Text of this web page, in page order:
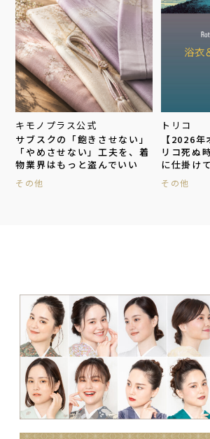
キモノプラス公式
サブスクの「飽きさせない」
「やめさせない」工夫を、着
物業界はもっと盗んでいい
その他
トリコ
【2026
リコ死ぬ
に仕掛け
その他